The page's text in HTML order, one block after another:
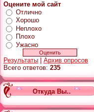
Оцените мой сайт
Отлично
Хорошо
Неплохо
Плохо
Ужасно
Результаты
Архив опросов
Всего ответов: 235
Откуда Вы..